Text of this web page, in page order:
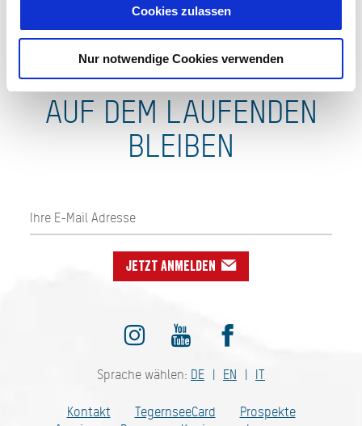
Cookies zulassen
Nur notwendige Cookies verwenden
AUF DEM LAUFENDEN
BLEIBEN
Jetzt anmelden
Sprache wählen: DE EN IT
Kontakt TegernseeCard
Prospekte